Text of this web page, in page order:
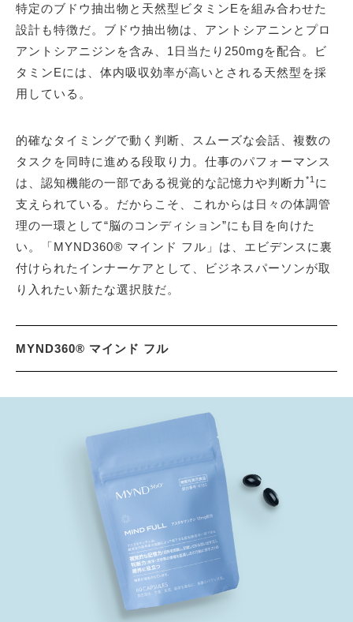
特定のブドウ抽出物と天然型ビタミンEを組み合わせた
設計も特徴だ。ブドウ抽出物は、アントシアニンとプロ
アントシアニジンを含み、1日当たり250mgを配合。ビ
タミンEには、体内吸収効率が高いとされる天然型を採
用している。
的確なタイミングで動く判断、スムーズな会話、複数の
タスクを同時に進める段取り力。仕事のパフォーマンス
は、認知機能の一部である視覚的な記憶力や判断力 *1 に
支えられている。だからこそ、これからは日々の体調管
理の一環として“脳のコンディション”にも目を向けた
い。「MYND360® マインド フル」は、エビデンスに裏
付けられたインナーケアとして、ビジネスパーソンが取
り入れたい新たな選択肢だ。
MYND360® マインド フル